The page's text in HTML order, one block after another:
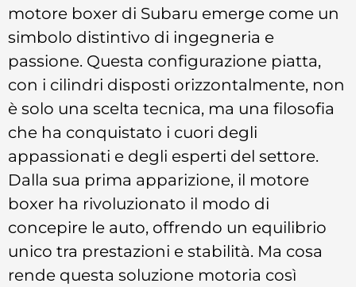
motore boxer di Subaru emerge come un
simbolo distintivo di ingegneria e
passione. Questa configurazione piatta,
con i cilindri disposti orizzontalmente, non
è solo una scelta tecnica, ma una filosofia
che ha conquistato i cuori degli
appassionati e degli esperti del settore.
Dalla sua prima apparizione, il motore
boxer ha rivoluzionato il modo di
concepire le auto, offrendo un equilibrio
unico tra prestazioni e stabilità. Ma cosa
rende questa soluzione motoria così